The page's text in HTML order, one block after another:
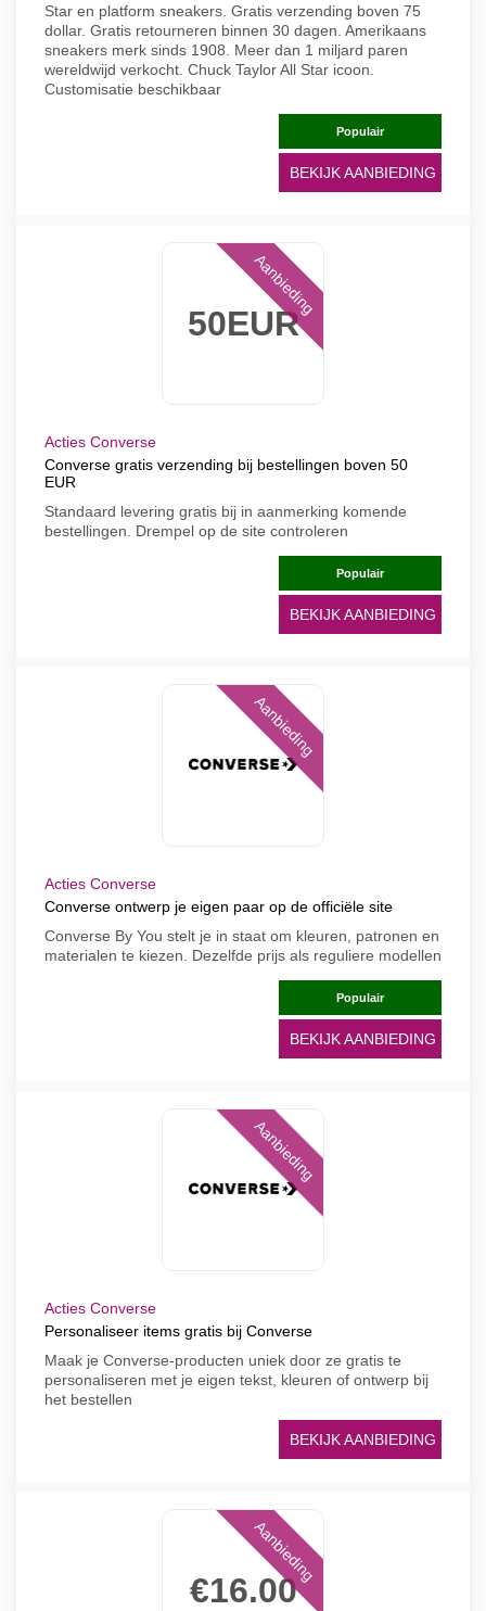
Star en platform sneakers. Gratis verzending boven 75
dollar. Gratis retourneren binnen 30 dagen. Amerikaans
sneakers merk sinds 1908. Meer dan 1 miljard paren
wereldwijd verkocht. Chuck Taylor All Star icoon.
Customisatie beschikbaar
Populair
BEKIJK AANBIEDING
50EUR
Aanbieding
Acties Converse
Converse gratis verzending bij bestellingen boven 50
EUR
Standaard levering gratis bij in aanmerking komende
bestellingen. Drempel op de site controleren
Populair
BEKIJK AANBIEDING
Aanbieding
Acties Converse
Converse ontwerp je eigen paar op de officiële site
Converse By You stelt je in staat om kleuren, patronen en
materialen te kiezen. Dezelfde prijs als reguliere modellen
Populair
BEKIJK AANBIEDING
Aanbieding
Acties Converse
Personaliseer items gratis bij Converse
Maak je Converse-producten uniek door ze gratis te
personaliseren met je eigen tekst, kleuren of ontwerp bij
het bestellen
BEKIJK AANBIEDING
€16.00
Aanbieding